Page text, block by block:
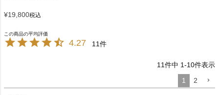
¥19,800税込
4.27 11
11件中 1-10件表示
1
2